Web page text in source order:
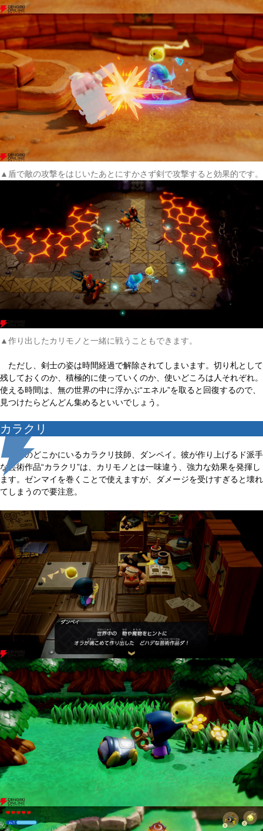
▲盾で敵の攻撃をはじいたあとにすかさず剣で攻撃すると効果的です。
▲作り出したカリモノと一緒に戦うこともできます。
ただし、剣士の姿は時間経過で解除されてしまいます。切り札として
残しておくのか、積極的に使っていくのか、使いどころは人それぞれ。
使える時間は、無の世界の中に浮かぶ“エネル”を取ると回復するので、
見つけたらどんどん集めるといいでしょう。
カラクリ
世界のどこかにいるカラクリ技師、ダンペイ。彼が作り上げるド派手
な芸術作品“カラクリ”は、カリモノとは一味違う、強力な効果を発揮し
ます。ゼンマイを巻くことで使えますが、ダメージを受けすぎると壊れ
てしまうので要注意。